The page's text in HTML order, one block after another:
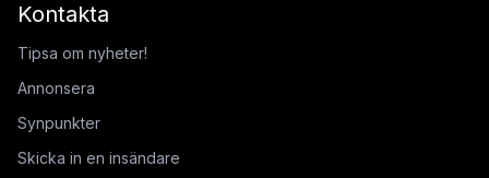
Kontakta
Tipsa om nyheter!
Annonsera
Synpunkter
Skicka in en insändare